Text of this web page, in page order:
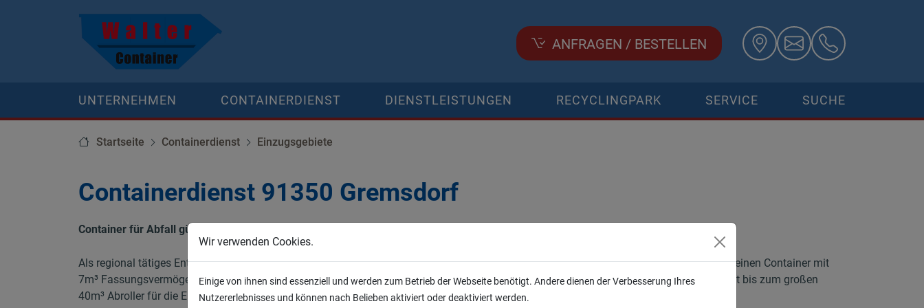
ANFRAGEN / BESTELLEN
UNTERNEHMEN CONTAINERDIENST DIENSTLEISTUNGEN RECYCLINGPARK SERVICE SUCHE
Startseite Containerdienst Einzugsgebiete
Containerdienst 91350 Gremsdorf
Container für Abfall günstig, schnell, regional mieten
Als regional tätiges Entsorgungsunternehmen bieten wir Ihnen Behälter für die Entsorgung von Abfall in allen benötigten Größen. Vom kleinen Container mit
7m³ Fassungsvermögen der besonders für kleine und mittlere Mengen und besonders schwere Güter, wie Bauschutt und Erde geeignet ist bis zum großen
40m³ Abroller für die Entsorgung großer Mengen, oder sperriger Güter. Bei uns erhalten Sie die passende Mulde.
Wir verwenden Cookies.
Einige von ihnen sind essenziell und werden zum Betrieb der Webseite benötigt. Andere dienen der Verbesserung Ihres
Nutzererlebnisses und können nach Belieben aktiviert oder deaktiviert werden.